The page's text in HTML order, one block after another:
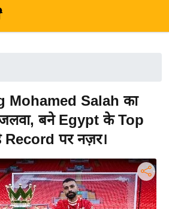
Mohamed Salah का
बने Egypt के Top
पर नज़र।